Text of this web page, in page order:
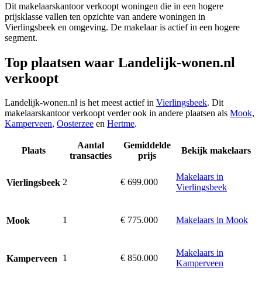
Dit makelaarskantoor verkoopt woningen die in een hogere
prijsklasse vallen ten opzichte van andere woningen in
Vierlingsbeek en omgeving. De makelaar is actief in een hogere
segment.
Top plaatsen waar Landelijk-wonen.nl
verkoopt
Landelijk-wonen.nl is het meest actief in Vierlingsbeek. Dit
makelaarskantoor verkoopt verder ook in andere plaatsen als Mook,
Kamperveen, Oosterzee en Hertme.
Plaats
Aantal
transacties
Gemiddelde
prijs
Bekijk makelaars
Vierlingsbeek 2 € 699.000
Makelaars in
Vierlingsbeek
Mook 1 € 775.000 Makelaars in Mook
Kamperveen 1 € 850.000
Makelaars in
Kamperveen